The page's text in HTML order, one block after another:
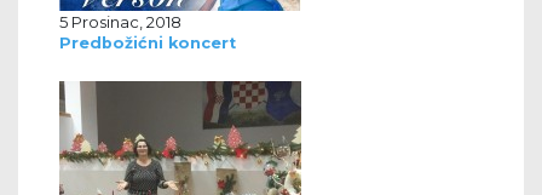
5 Prosinac, 2018
Predbožićni koncert